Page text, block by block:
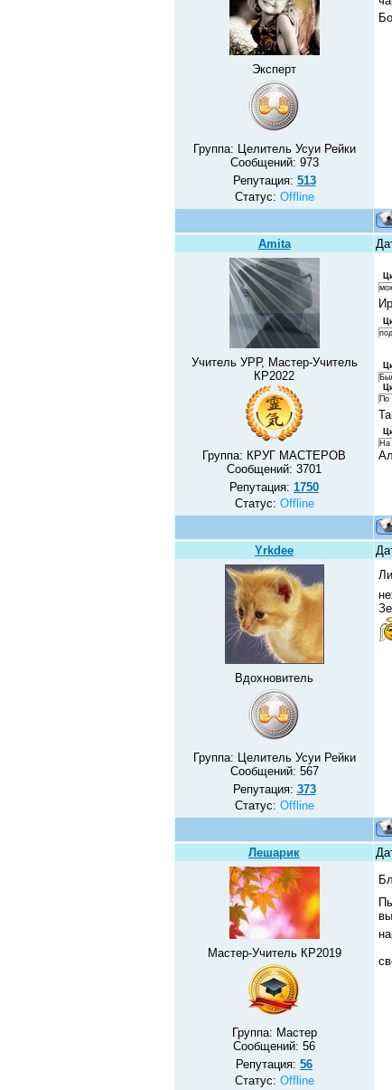
Эксперт
Группа: Целитель Усуи Рейки
Сообщений: 973
Репутация: 513
Статус: Offline
Amita
Учитель УРР, Мастер-Учитель
КР2022
Группа: КРУГ МАСТЕРОВ
Сообщений: 3701
Репутация: 1750
Статус: Offline
По
На
Yrkdee
Вдохновитель
Группа: Целитель Усуи Рейки
Сообщений: 567
Репутация: 373
Статус: Offline
Лешарик
Мастер-Учитель КР2019
Группа: Мастер
Сообщений: 56
Репутация: 56
Статус: Offline